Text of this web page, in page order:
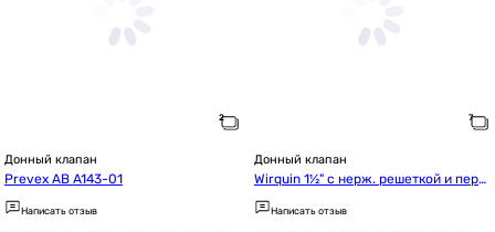
Донный клапан
Prevex AB A143-01
Написать отзыв
Донный клапан
Wirquin 1½" с нерж. решеткой и пере
ливом (9545680)
Написать отзыв